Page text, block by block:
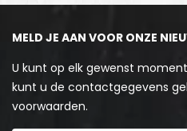
MELD JE AAN VOOR ONZE
U kunt op elk gewenst
kunt u de contactgegevens
voorwaarden.